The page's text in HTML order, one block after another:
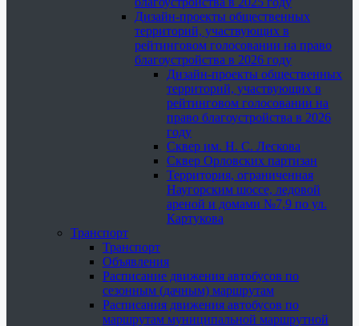
Дизайн-проекты общественных
территорий, участвующих в
рейтинговом голосовании на право
благоустройства в 2026 году
Дизайн-проекты общественных
территорий, участвующих в
рейтинговом голосовании на
право благоустройства в 2026
году
Сквер им. Н. С. Лескова
Сквер Орловских партизан
Территория, ограниченная
Наугорским шоссе, ледовой
ареной и домами №7,9 по ул.
Картукова
Транспорт
Транспорт
Объявления
Расписание движения автобусов по
сезонным (дачным) маршрутам
Расписания движения автобусов по
маршрутам муниципальной маршрутной